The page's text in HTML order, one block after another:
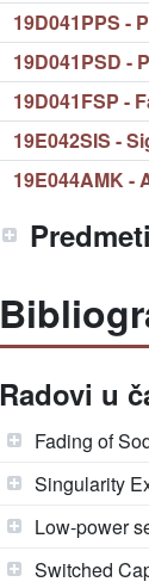
19D041PPS -
19D041PSD -
19D041FSP -
19E042SIS -
19E044AMK -
Radovi u
Fading of
Singularity
Low-power
Switched